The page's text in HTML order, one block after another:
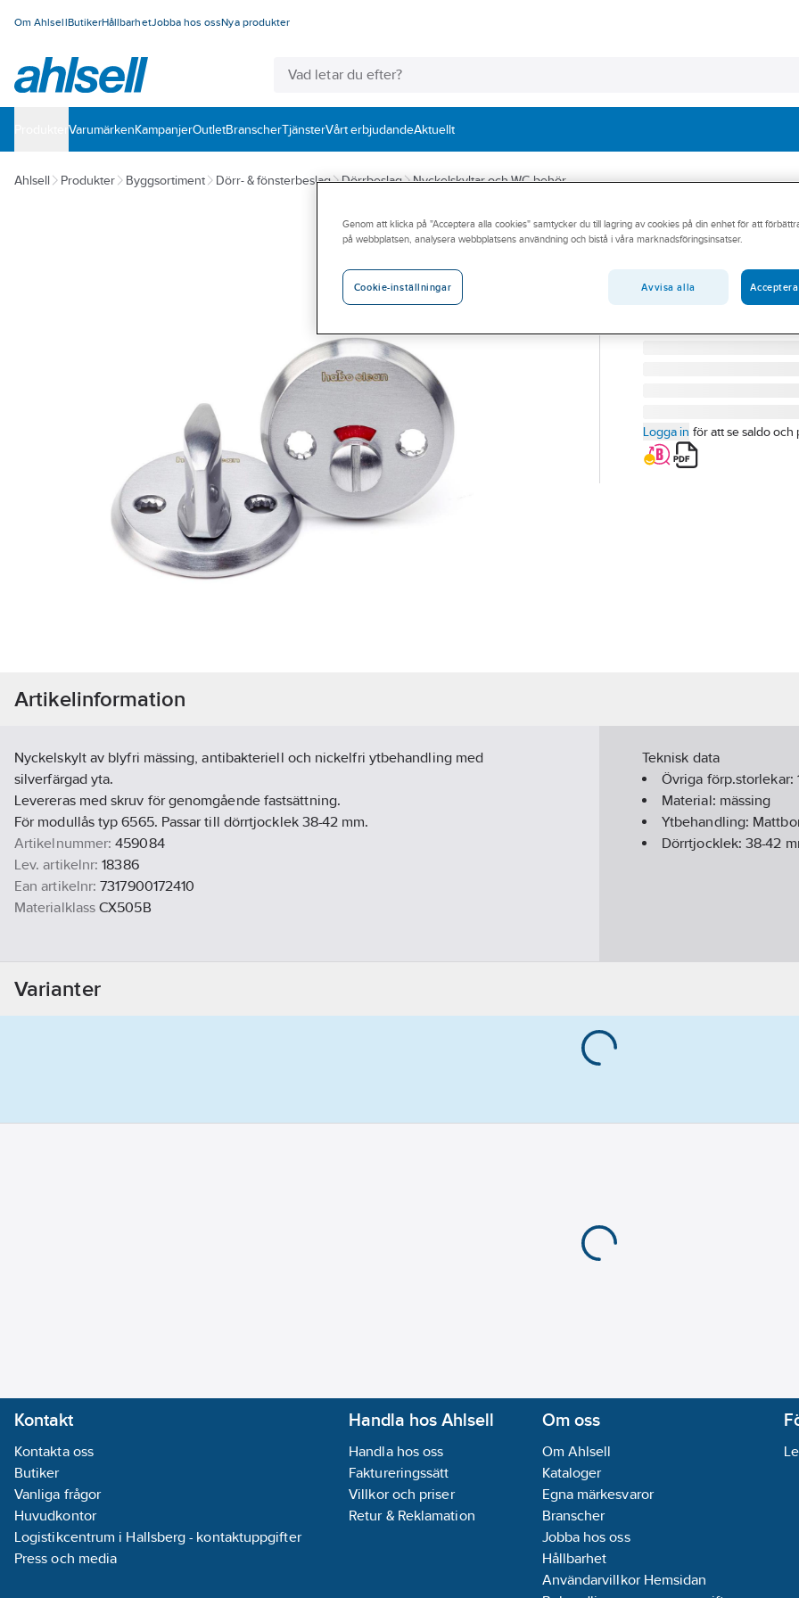
Om AhlsellButikerHållbarhetJobba hos ossNya produkter
VarumärkenKampanjerOutletBranscherTjänsterVårt erbjudandeAktuellt
Ahlsell Produkter Byggsortiment Dörr- & fönsterbeslag Dörrbeslag Nyckelskyltar och WC-behör
HABO
WC-behör
WC-BEHÖR HABO
Artikelnummer:
459084
18386
Logga in för att se saldo och
Artikelinformation
Nyckelskylt av blyfri mässing, antibakteriell och nickelfri ytbehandling med
silverfärgad yta.
Levereras med skruv för genomgående fastsättning.
För modullås typ 6565. Passar till dörrtjocklek 38-42 mm.
Artikelnummer: 459084
Lev. artikelnr: 18386
Ean artikelnr: 7317900172410
Materialklass CX505B
Teknisk data
Övriga förp.storlekar:
Material: mässing
Ytbehandling:
Dörrtjocklek:38-42
Varianter
Kontakt
Kontakta oss
Butiker
Vanliga frågor
Huvudkontor
Logistikcentrum i Hallsberg - kontaktuppgifter
Press och media
Handla hos Ahlsell
Handla hos oss
Faktureringssätt
Villkor och priser
Retur & Reklamation
Om oss
Om Ahlsell
Kataloger
Egna märkesvaror
Branscher
Jobba hos oss
Hållbarhet
Användarvillkor Hemsidan
Genom att klicka på "Acceptera alla cookies" samtycker du till lagring av cookies på din enhet för att
på webbplatsen, analysera webbplatsens användning och bistå i våra marknadsföringsinsatser.
Cookie-inställningar Avvisa alla